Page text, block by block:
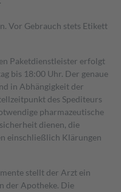
Vor Gebrauch stets Etikett
Paketdienstleister erfolgt
bis 18:00 Uhr. Der genaue
in Abhängigkeit der
des Spediteurs
pharmazeutische
dienen, die
einschließlich Klärungen
stellt der Arzt ein
der Apotheke. Die